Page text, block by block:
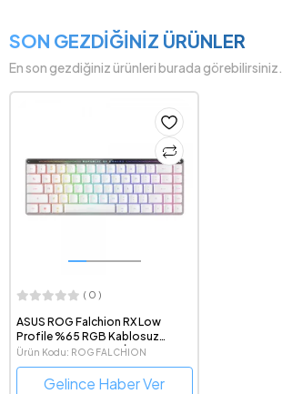
SON GEZDİĞİNİZ ÜRÜNLER
En son gezdiğiniz ürünleri burada görebilirsiniz.
( 0 )
ASUS ROG Falchion RX Low
Profile %65 RGB Kablosuz
Mekanik Red Switch İngilizce
Beyaz TKL Gaming Klavye
Ürün Kodu: ROG FALCHION
RX/WL/LP/RD/UK
Gelince Haber Ver